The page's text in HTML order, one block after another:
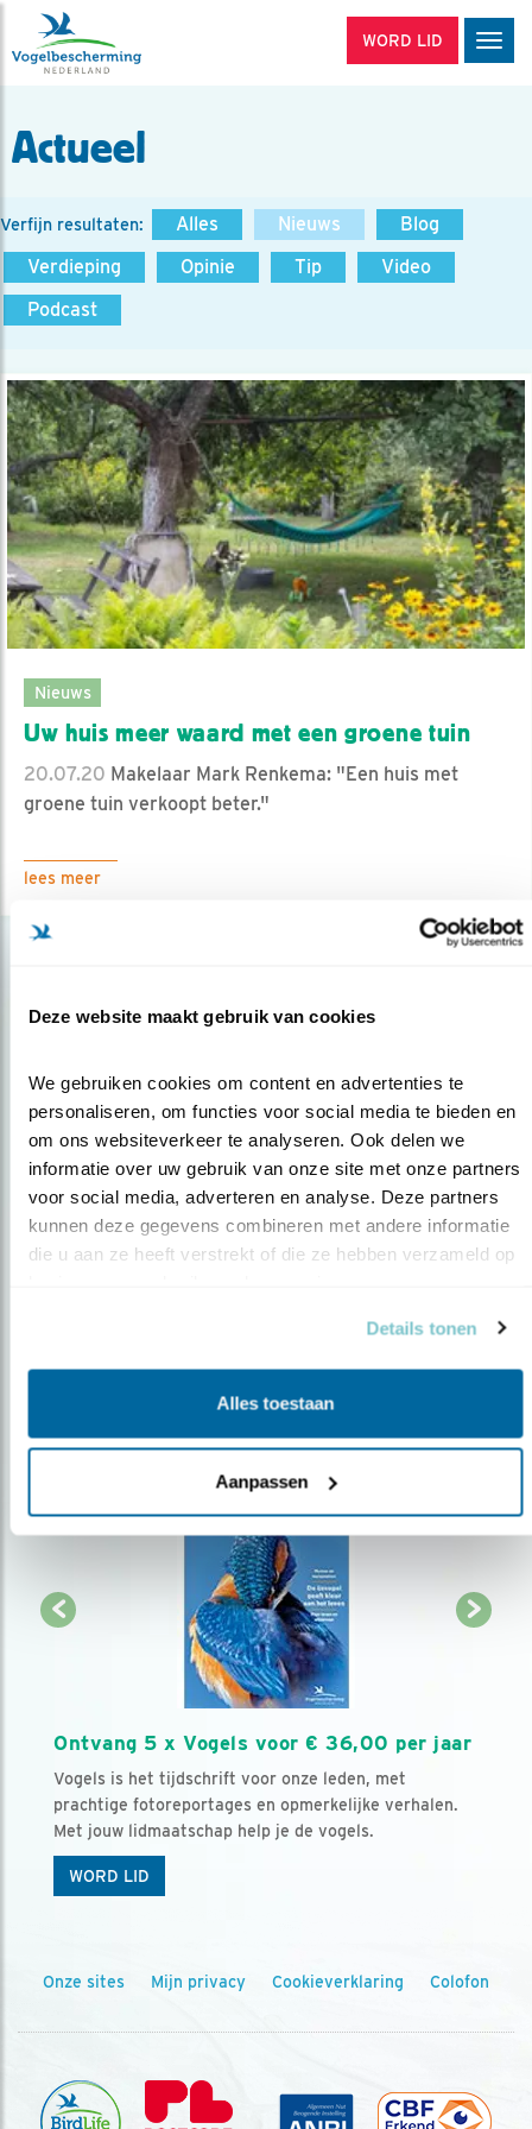
Deze website maakt gebruik van cookies
We gebruiken cookies om content en advertenties te
personaliseren, om functies voor social media te bieden en
om ons websiteverkeer te analyseren. Ook delen we
informatie over uw gebruik van onze site met onze partners
voor social media, adverteren en analyse. Deze partners
kunnen deze gegevens combineren met andere informatie
die u aan ze heeft verstrekt of die ze hebben verzameld op
Details tonen
Alles toestaan
Aanpassen
WORD LID
Actueel
Verfijn resultaten: Alles Nieuws
Blog
Verdieping
Opinie Tip
Video
Podcast
Nieuws
Uw huis meer waard met een groene tuin
20.07.20 Makelaar Mark Renkema: "Een huis met
groene tuin verkoopt beter."
lees meer
Op de hoogte blijven?
over vogels en activiteiten van Vogelbescherming.
AANMELDEN VOGELNIEUWS
Ontvang 5 x Vogels voor € 36,00 per jaar
Vogels is het tijdschrift voor onze leden, met
prachtige fotoreportages en opmerkelijke verhalen.
Met jouw lidmaatschap help je de vogels.
WORD LID
Onze sites Mijn privacy Cookieverklaring Colofon